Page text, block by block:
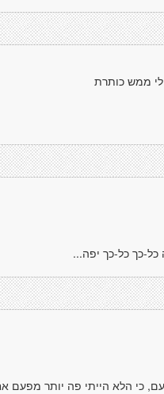
לי ממש כותרת
כך כל-כך יפה...
כי הלא הייתי פה יותר מפעם